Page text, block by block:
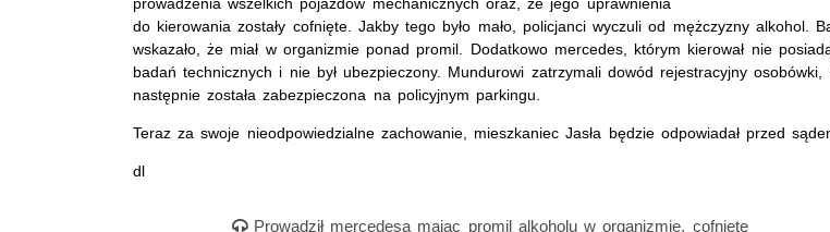
prowadzenia wszelkich pojazdów mechanicznych oraz, że jego uprawnienia
do kierowania zostały cofnięte. Jakby tego było mało, policjanci wyczuli od mężczyzny alkohol.
wskazało, że miał w organizmie ponad promil. Dodatkowo mercedes, którym kierował nie
badań technicznych i nie był ubezpieczony. Mundurowi zatrzymali dowód rejestracyjny osobówki,
następnie została zabezpieczona na policyjnym parkingu.
Teraz za swoje nieodpowiedzialne zachowanie, mieszkaniec Jasła będzie odpowiadał przed
dl
Nagranie audio
Prowadził mercedesa mając promil alkoholu w organizmie, cofnięte